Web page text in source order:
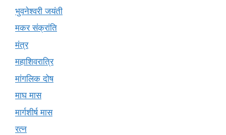
भुवनेश्वरी जयंती
मकर संक्रांति
मंत्र
महाशिवरात्रि
मांगलिक दोष
माघ मास
मार्गशीर्ष मास
रत्न